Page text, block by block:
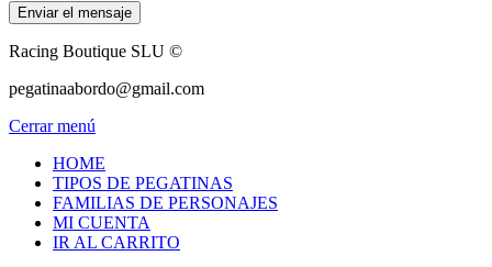
Enviar el mensaje
Racing Boutique SLU ©
pegatinaabordo@gmail.com
Cerrar menú
HOME
TIPOS DE PEGATINAS
FAMILIAS DE PERSONAJES
MI CUENTA
IR AL CARRITO